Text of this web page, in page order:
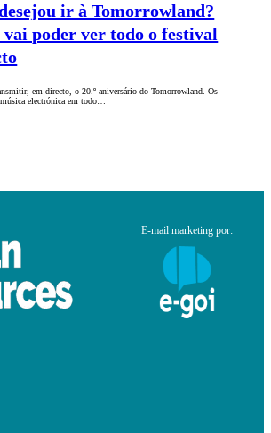
ir à Tomorrowland?
vai poder ver todo o festival
em directo, o 20.º aniversário do Tomorrowland. Os
electrónica em todo…
E-mail marketing por: